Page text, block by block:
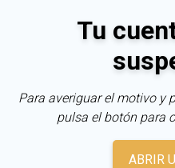
Tu
Para averiguar el motivo y
pulsa el botón para
ABRIR